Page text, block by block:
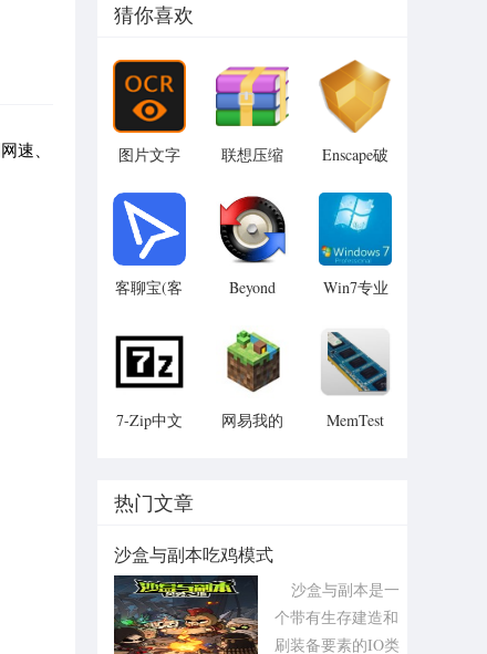
速、
猜你喜欢
图片文字
联想压缩
Enscape破
客聊宝(客
复软件)
Beyond
Win7专业
活工具
7-Zip中文
网易我的
MemTest
热门文章
沙盒与副本吃鸡模式
沙盒与副本是一
个带有生存建造和
刷装备要素的IO类